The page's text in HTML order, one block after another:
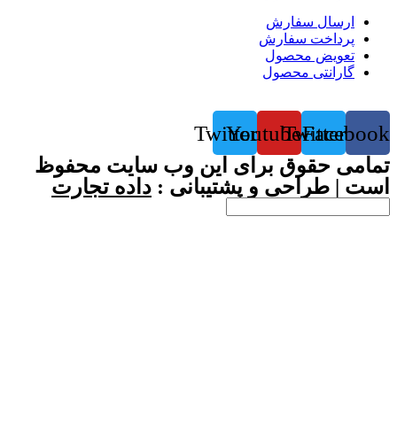
ارسال سفارش
پرداخت سفارش
تعویض محصول
گارانتی محصول
Facebook
Twitter
Youtube
Twitter
تمامی حقوق برای این وب سایت محفوظ
است | طراحی و پشتیبانی : داده تجارت